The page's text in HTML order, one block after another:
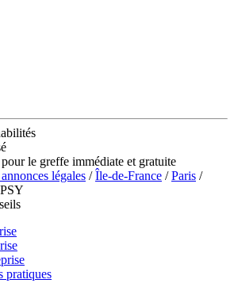
le greffe immédiate et gratuite
légales /Île-de-France /Paris /
pratiques